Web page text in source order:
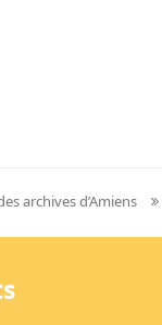
archives d’Amiens